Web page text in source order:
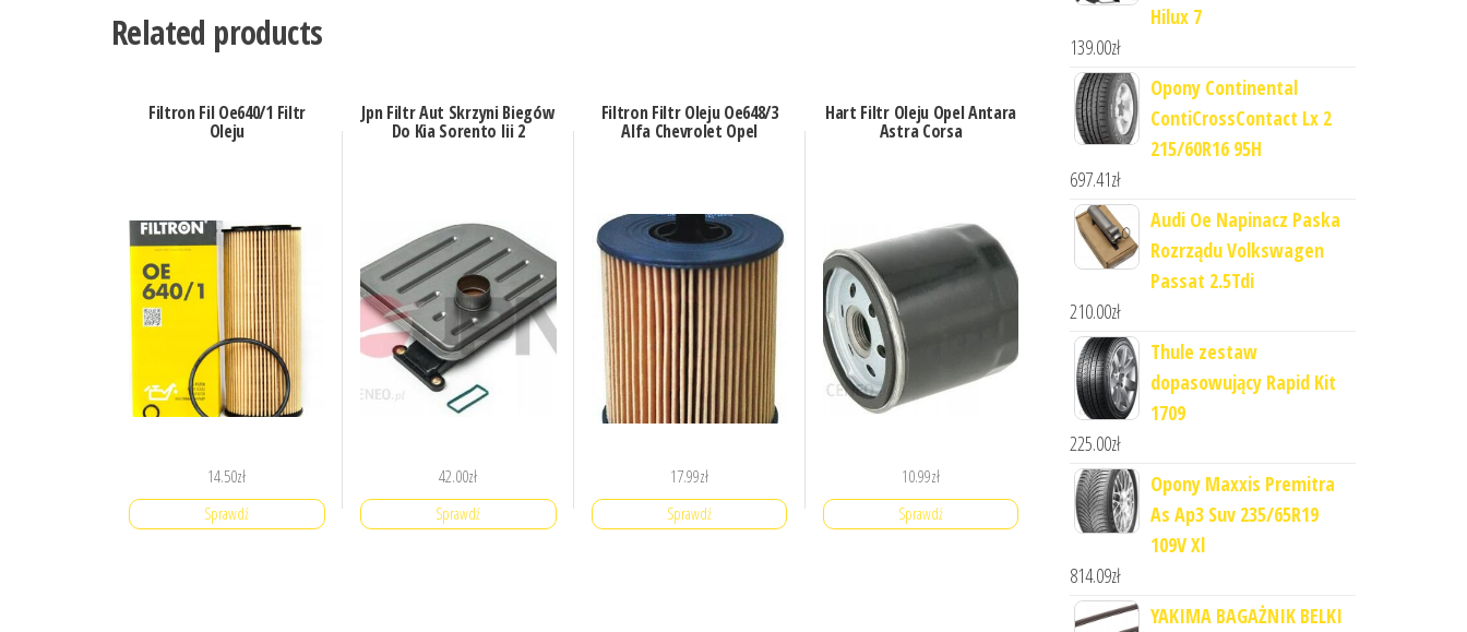
Related products
Filtron Fil Oe640/1 Filtr
Oleju
14.50zł
Sprawdź
Jpn Filtr Aut Skrzyni Biegów
Do Kia Sorento Iii 2
42.00zł
Sprawdź
Filtron Filtr Oleju Oe648/3
Alfa Chevrolet Opel
17.99zł
Sprawdź
Hart Filtr Oleju Opel Antara
Astra Corsa
10.99zł
Sprawdź
Hilux 7
139.00zł
Opony Continental
ContiCrossContact Lx 2
215/60R16 95H
697.41zł
Audi Oe Napinacz Paska
Rozrządu Volkswagen
Passat 2.5Tdi
210.00zł
Thule zestaw
dopasowujący Rapid Kit
1709
225.00zł
Opony Maxxis Premitra
As Ap3 Suv 235/65R19
109V Xl
814.09zł
YAKIMA BAGAŻNIK BELKI